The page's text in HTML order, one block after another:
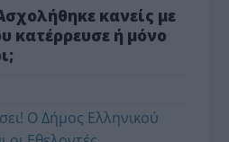
κανείς με
κατέρρευσε ή μόνο
Ο Δήμος Ελληνικού